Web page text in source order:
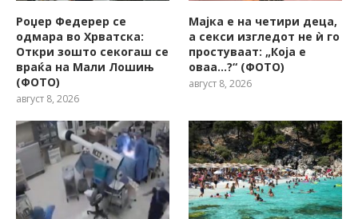
Роџер Федерер се
одмара во Хрватска:
Откри зошто секогаш се
враќа на Мали Лошињ
(ФОТО)
август 8, 2026
Мајка е на четири деца,
а секси изгледот не ѝ го
простуваат: „Која е
оваа…?“ (ФОТО)
август 8, 2026